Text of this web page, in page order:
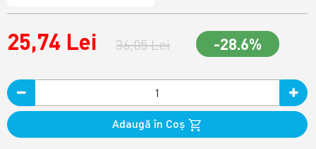
25,74 Lei 36,05 Lei -28.6%
Adaugă în Coş